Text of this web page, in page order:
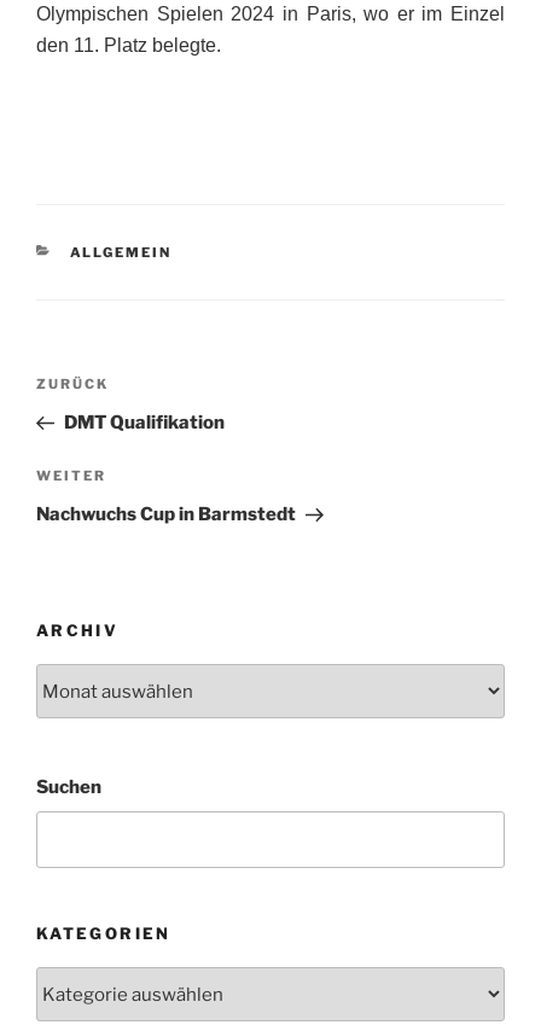
Olympischen Spielen 2024 in Paris, wo er im Einzel
den 11. Platz belegte.
KATEGORIEN
ALLGEMEIN
Beitragsnavigation
Vorheriger
Beitrag
ZURÜCK
DMT Qualifikation
Nächster
Beitrag
WEITER
Nachwuchs Cup in Barmstedt
ARCHIV
Suchen
KATEGORIEN